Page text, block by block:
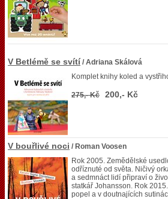
V Betlémě se svítí / Adriana Skálová
Komplet knihy koled a
275,- Kč 200,- Kč
V bouřlivé noci / Roman Voosen
Rok 2005. Zemědělské
odříznuté od světa. Ničivý
a sedmnáct lidí připraví o
statkář Johansson. Rok
popel a v doutnajících